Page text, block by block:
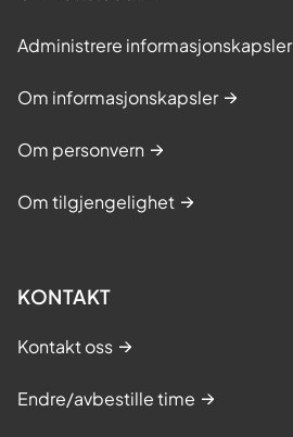
Administrere informasjonskapsler
Om informasjonskapsler
Om personvern
Om tilgjengelighet
KONTAKT
Kontakt oss
Endre/avbestille time